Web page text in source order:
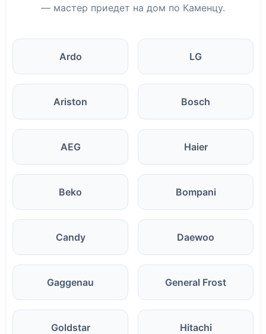
— мастер приедет на дом по Каменцу.
Ardo LG
Ariston Bosch
AEG Haier
Beko Bompani
Candy Daewoo
Gaggenau General Frost
Goldstar Hitachi